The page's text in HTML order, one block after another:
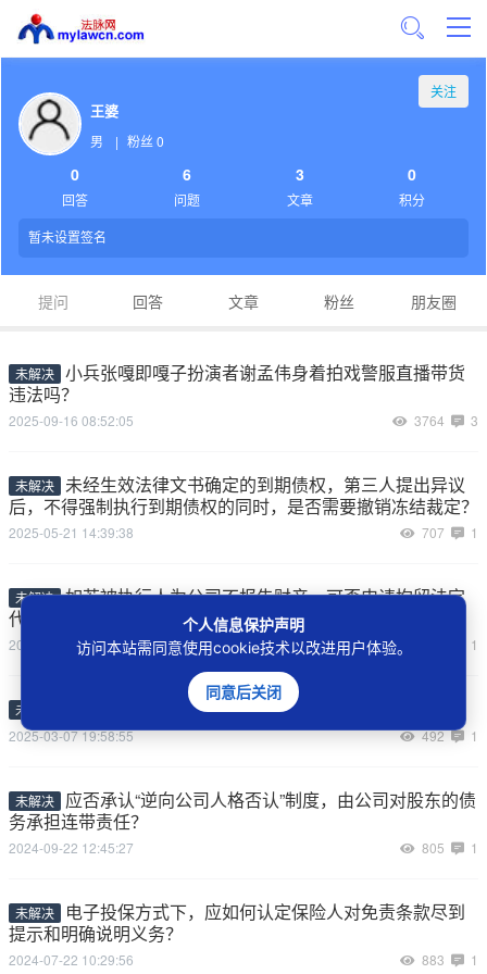
关注
王婆
男 | 粉丝 0
0
回答
6
问题
3
文章
0
积分
暂未设置签名
提问 回答 文章 粉丝 朋友圈
未解决 小兵张嘎即嘎子扮演者谢孟伟身着拍戏警服直播带货
违法吗？
2025-09-16 08:52:05 3764 3
未解决 未经生效法律文书确定的到期债权，第三人提出异议
后，不得强制执行到期债权的同时，是否需要撤销冻结裁定？
2025-05-21 14:39:38 707 1
未解决 如若被执行人为公司不报告财产，可否申请拘留法定
代表人或实际控制人？
2025-05-19 09:44:43 1
未解决 哪些人可以担任执行人员？
2025-03-07 19:58:55 492 1
未解决
应否承认“逆向公司人格否认”制度，由公司对股东的债
务承担连带责任？
2024-09-22 12:45:27 805 1
未解决
电子投保方式下，应如何认定保险人对免责条款尽到
提示和明确说明义务？
2024-07-22 10:29:56 883 1
个人信息保护声明
访问本站需同意使用cookie技术以改进用户体验。
同意后关闭